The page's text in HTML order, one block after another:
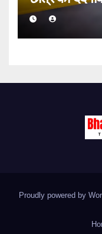
मारकर चालक
Proudly powered by